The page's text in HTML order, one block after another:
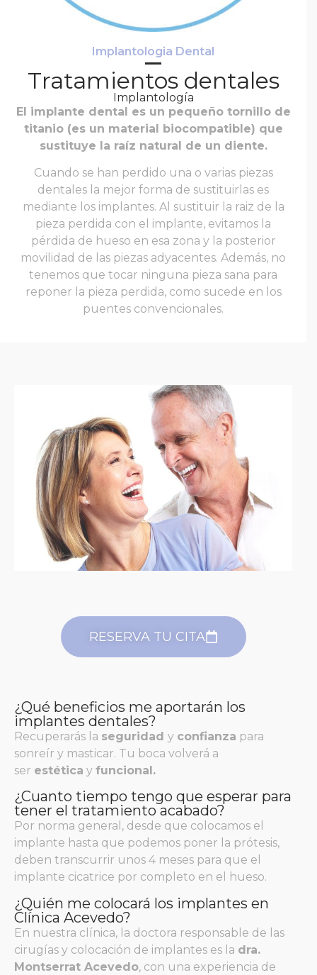
Implantologia Dental
Tratamientos dentales
Implantología
El implante dental es un pequeño tornillo de
titanio (es un material biocompatible) que
sustituye la raíz natural de un diente.
Cuando se han perdido una o varias piezas
dentales la mejor forma de sustituirlas es
mediante los implantes. Al sustituir la raiz de la
pieza perdida con el implante, evitamos la
pérdida de hueso en esa zona y la posterior
movilidad de las piezas adyacentes. Además, no
tenemos que tocar ninguna pieza sana para
reponer la pieza perdida, como sucede en los
puentes convencionales.
RESERVA TU CITA
¿Qué beneficios me aportarán los
implantes dentales?
Recuperarás la seguridad y confianza para
sonreír y masticar. Tu boca volverá a
ser estética y funcional.
¿Cuanto tiempo tengo que esperar para
tener el tratamiento acabado?
Por norma general, desde que colocamos el
implante hasta que podemos poner la prótesis,
deben transcurrir unos 4 meses para que el
implante cicatrice por completo en el hueso.
¿Quién me colocará los implantes en
Clínica Acevedo?
En nuestra clínica, la doctora responsable de las
cirugías y colocación de implantes es la dra.
Montserrat Acevedo, con una experiencia de